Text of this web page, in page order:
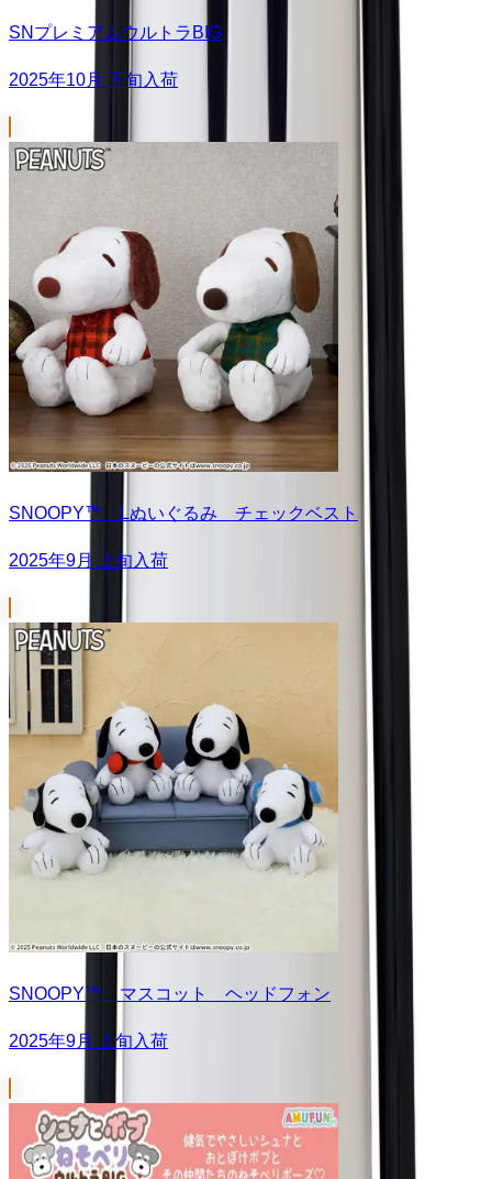
SNプレミアムウルトラBIG
2025年10月 下旬入荷
SNOOPY™ Lぬいぐるみ チェックベスト
2025年9月 上旬入荷
SNOOPY™ マスコット ヘッドフォン
2025年9月 上旬入荷